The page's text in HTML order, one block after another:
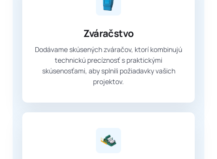
Zváračstvo
Dodávame skúsených zváračov, ktorí kombinujú
technickú precíznosť s praktickými
skúsenosťami, aby splnili požiadavky vašich
projektov.